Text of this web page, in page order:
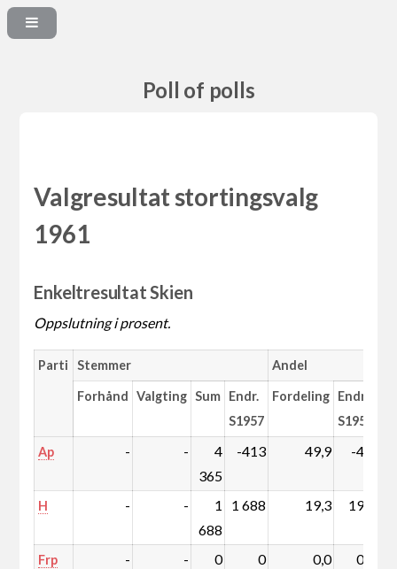
Poll of polls
Valgresultat stortingsvalg
1961
Enkeltresultat Skien
Oppslutning i prosent.
Parti Stemmer Andel
Forhånd Valgting Sum Endr.
S1957
Fordeling Endr.
S1957
Ap - -
4
365
-413 49,9 -4,4
H - -
1
688
1 688 19,3 19,3
Frp - - 0 0 0,0 0,0